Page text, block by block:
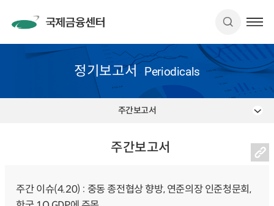
정기보고서 Periodicals
주간보고서
주간보고서
주간 이슈(4.20) : 중동 종전협상 향방, 연준의장 인준청문회,